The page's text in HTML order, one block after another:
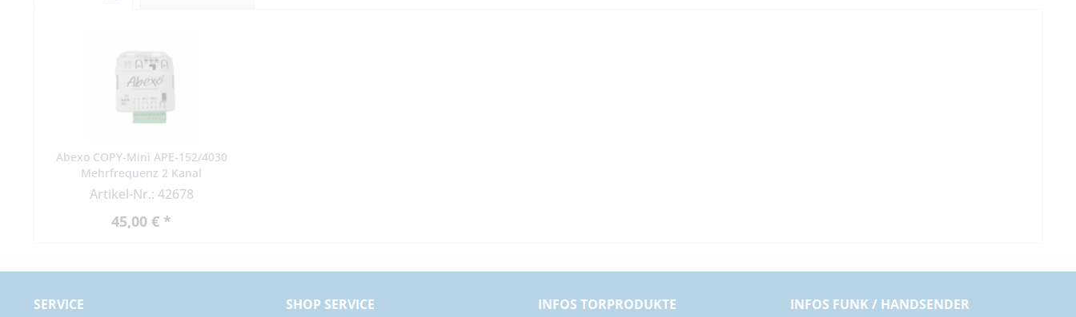
Abexo COPY-Mini APE-152/4030
Mehrfrequenz 2 Kanal
Universalempfänger
Artikel-Nr.: 42678
45,00 € *
SERVICE SHOP SERVICE INFOS TORPRODUKTE INFOS FUNK / HANDSENDER